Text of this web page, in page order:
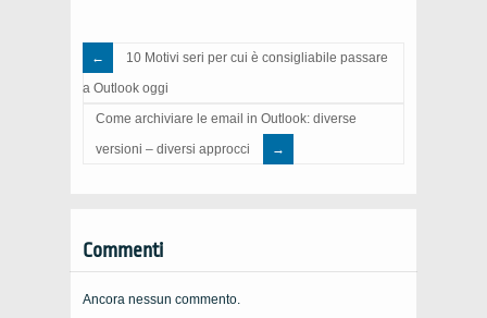
10 Motivi seri per cui è consigliabile passare
a Outlook oggi
Come archiviare le email in Outlook: diverse
versioni – diversi approcci
Commenti
Ancora nessun commento.